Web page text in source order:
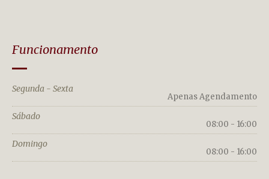
Funcionamento
Segunda - Sexta
Apenas Agendamento
Sábado
08:00 - 16:00
Domingo
08:00 - 16:00